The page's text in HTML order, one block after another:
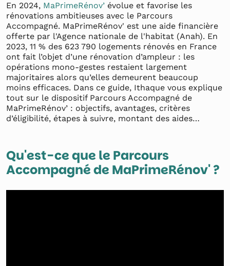
En 2024, MaPrimeRénov’ évolue et favorise les
rénovations ambitieuses avec le Parcours
Accompagné. MaPrimeRénov' est une aide financière
offerte par l'Agence nationale de l'habitat (Anah). En
2023, 11 % des 623 790 logements rénovés en France
ont fait l’objet d’une rénovation d’ampleur : les
opérations mono-gestes restaient largement
majoritaires alors qu’elles demeurent beaucoup
moins efficaces. Dans ce guide, Ithaque vous explique
tout sur le dispositif Parcours Accompagné de
MaPrimeRénov’ : objectifs, avantages, critères
d’éligibilité, étapes à suivre, montant des aides…
Qu'est-ce que le Parcours
Accompagné de MaPrimeRénov' ?